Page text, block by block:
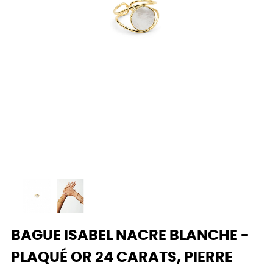
BAGUE ISABEL NACRE BLANCHE -
PLAQUÉ OR 24 CARATS, PIERRE